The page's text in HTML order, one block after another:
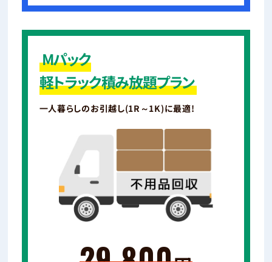
Mパック
軽トラック積み放題プラン
一人暮らしのお引越し(1R～1K)に最適!